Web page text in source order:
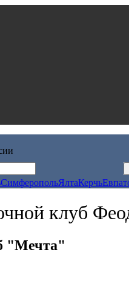
СимферопольЯлтаКерчь
клуб
"Мечта"